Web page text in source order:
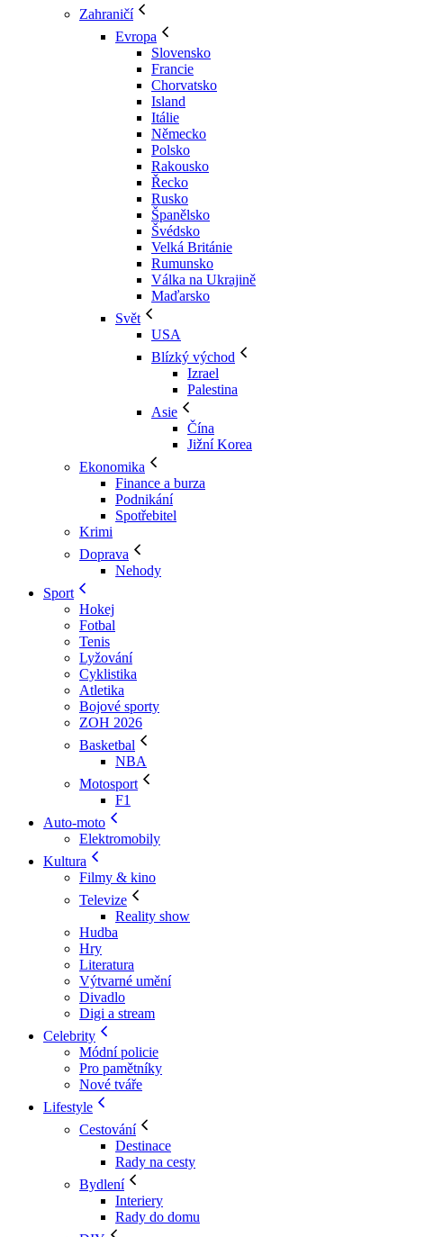
Zahraničí
Evropa
Slovensko
Francie
Chorvatsko
Island
Itálie
Německo
Polsko
Rakousko
Řecko
Rusko
Španělsko
Švédsko
Velká Británie
Rumunsko
Válka na Ukrajině
Maďarsko
Svět
USA
Blízký východ
Izrael
Palestina
Asie
Čína
Jižní Korea
Ekonomika
Finance a burza
Podnikání
Spotřebitel
Krimi
Doprava
Nehody
Sport
Hokej
Fotbal
Tenis
Lyžování
Cyklistika
Atletika
Bojové sporty
ZOH 2026
Basketbal
NBA
Motosport
F1
Auto-moto
Elektromobily
Kultura
Filmy & kino
Televize
Reality show
Hudba
Hry
Literatura
Výtvarné umění
Divadlo
Digi a stream
Celebrity
Módní policie
Pro pamětníky
Nové tváře
Lifestyle
Cestování
Destinace
Rady na cesty
Bydlení
Interiery
Rady do domu